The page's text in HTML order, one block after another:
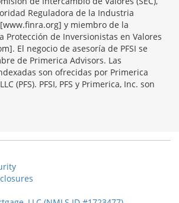
Reguladora de la Industria
[www.finra.org] y miembro de la
Protección de Inversionistas en Valores
El negocio de asesoría de PFSI se
de Primerica Advisors. Las
son ofrecidas por Primerica
(PFS). PFSI, PFS y Primerica, Inc. son